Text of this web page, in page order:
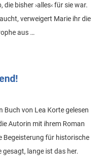
bisher ›alles‹ für sie war.
verweigert Marie ihr die
aus …
Buch von Lea Korte gelesen
Autorin mit ihrem Roman
Begeisterung für historische
lange ist das her.